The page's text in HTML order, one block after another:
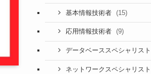
基本情報技術者 (15)
応用情報技術者 (9)
データベーススペシャリスト
ネットワークスペシャリスト